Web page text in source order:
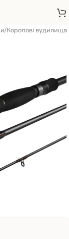
/Коропові вудилища